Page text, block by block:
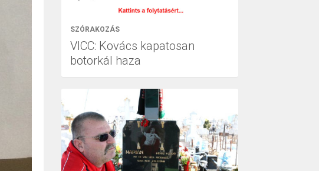
SZÓRAKOZÁS
VICC: Kovács kapatosan
botorkál haza